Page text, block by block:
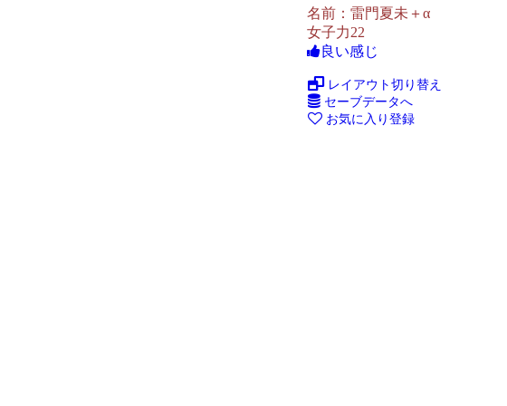
名前：雷門夏未＋α
女子力22
良い感じ
レイアウト切り替え
セーブデータへ
お気に入り登録